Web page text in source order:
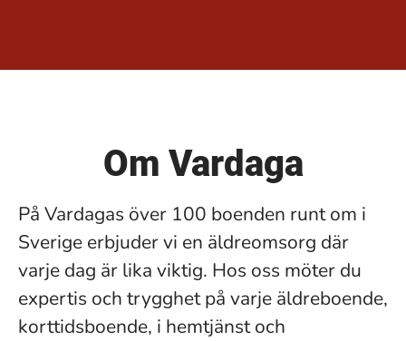
Om Vardaga
På Vardagas över 100 boenden runt om i
Sverige erbjuder vi en äldreomsorg där
varje dag är lika viktig. Hos oss möter du
expertis och trygghet på varje äldreboende,
korttidsboende, i hemtjänst och